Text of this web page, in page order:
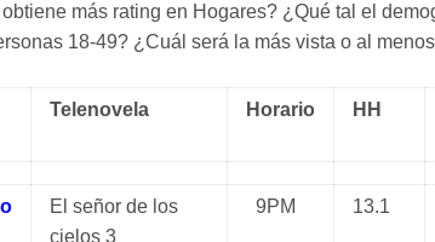
más rating en Hogares? ¿Qué tal el
18-49? ¿Cuál será la más vista o al
Telenovela Horario HH
El señor de los
cielos 3
9PM 13.1